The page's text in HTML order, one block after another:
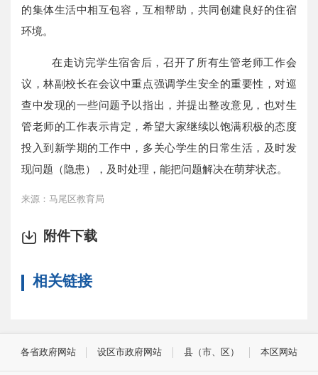
的集体生活中相互包容，互相帮助，共同创建良好的住宿
环境。
在走访完学生宿舍后，召开了所有生管老师工作会
议，林副校长在会议中重点强调学生安全的重要性，对巡
查中发现的一些问题予以指出，并提出整改意见，也对生
管老师的工作表示肯定，希望大家继续以饱满积极的态度
投入到新学期的工作中，多关心学生的日常生活，及时发
现问题（隐患），及时处理，能把问题解决在萌芽状态。
来源：马尾区教育局
附件下载
相关链接
各省政府网站 设区市政府网站 县（市、区） 本区网站